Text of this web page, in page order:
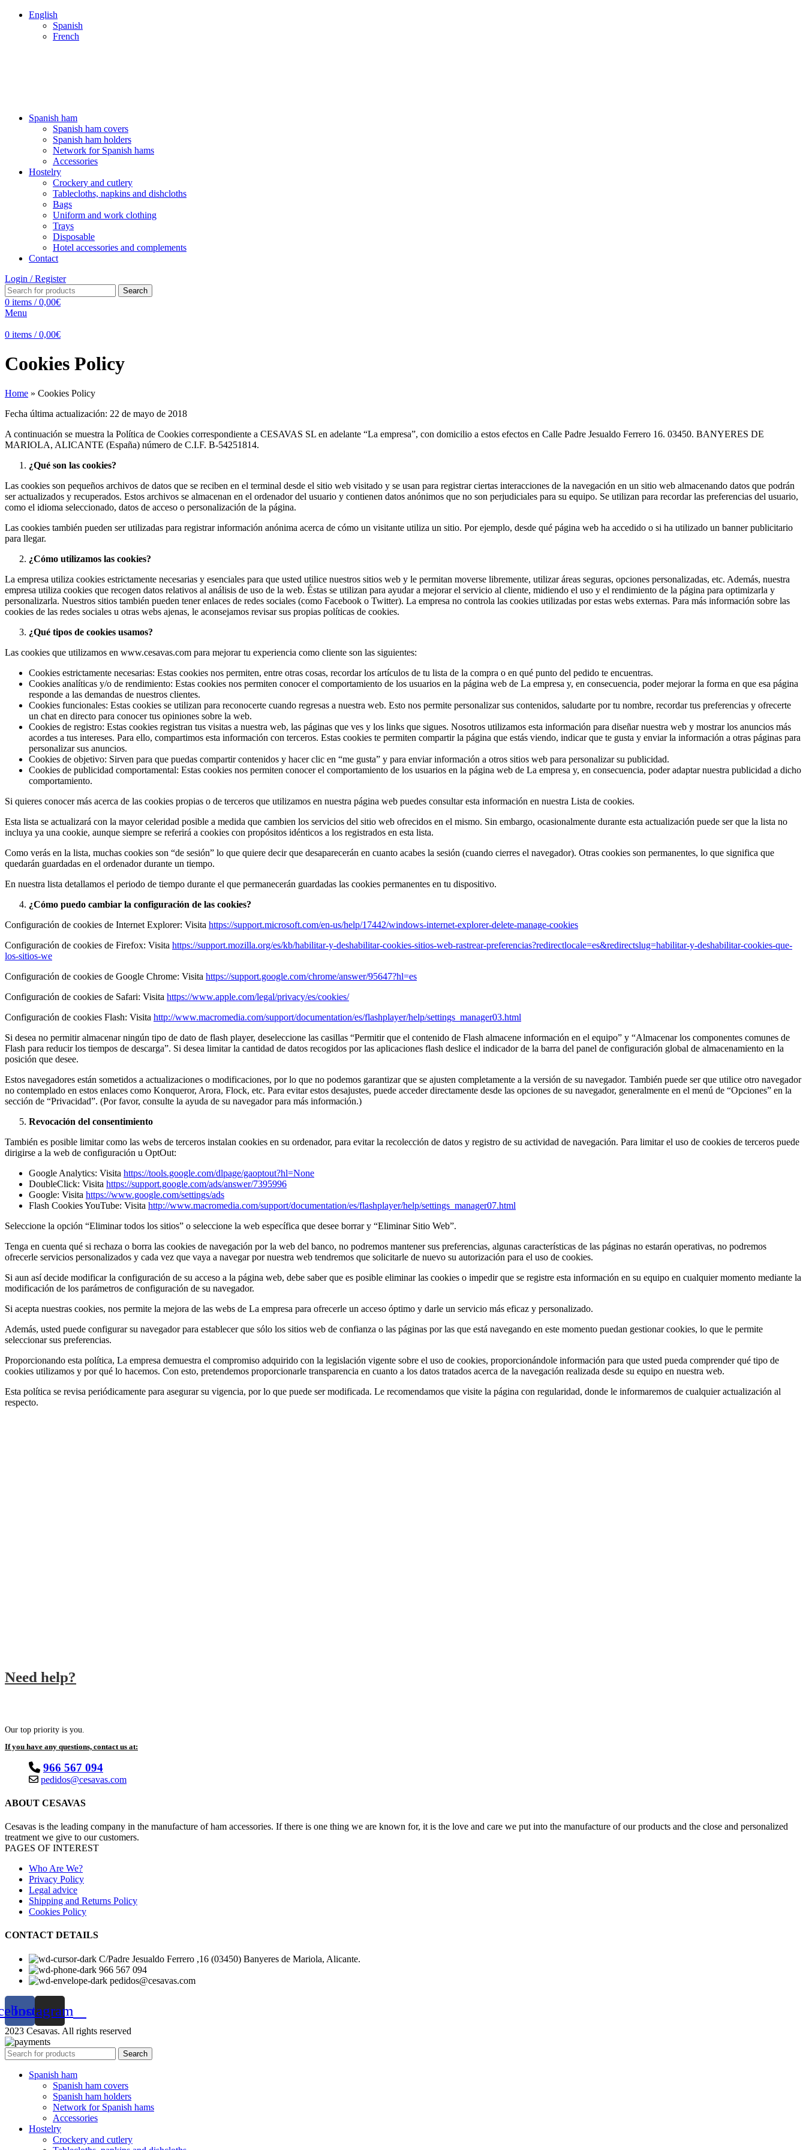
English
Spanish
French
Spanish ham
Spanish ham covers
Spanish ham holders
Network for Spanish hams
Accessories
Hostelry
Crockery and cutlery
Tablecloths, napkins and dishcloths
Bags
Uniform and work clothing
Trays
Disposable
Hotel accessories and complements
Contact
Login / Register
Search
0 items / 0,00€
Menu
0 items / 0,00€
Cookies Policy
Home » Cookies Policy
Fecha última actualización: 22 de mayo de 2018
A continuación se muestra la Política de Cookies correspondiente a CESAVAS SL en adelante “La empresa”, con domicilio a estos efectos en Calle Padre Jesualdo Ferrero 16. 03450. BANYERES DE
MARIOLA, ALICANTE (España) número de C.I.F. B-54251814.
¿Qué son las cookies?
Las cookies son pequeños archivos de datos que se reciben en el terminal desde el sitio web visitado y se usan para registrar ciertas interacciones de la navegación en un sitio web almacenando datos que podrán
ser actualizados y recuperados. Estos archivos se almacenan en el ordenador del usuario y contienen datos anónimos que no son perjudiciales para su equipo. Se utilizan para recordar las preferencias del usuario,
como el idioma seleccionado, datos de acceso o personalización de la página.
Las cookies también pueden ser utilizadas para registrar información anónima acerca de cómo un visitante utiliza un sitio. Por ejemplo, desde qué página web ha accedido o si ha utilizado un banner publicitario
para llegar.
¿Cómo utilizamos las cookies?
La empresa utiliza cookies estrictamente necesarias y esenciales para que usted utilice nuestros sitios web y le permitan moverse libremente, utilizar áreas seguras, opciones personalizadas, etc. Además, nuestra
empresa utiliza cookies que recogen datos relativos al análisis de uso de la web. Éstas se utilizan para ayudar a mejorar el servicio al cliente, midiendo el uso y el rendimiento de la página para optimizarla y
personalizarla. Nuestros sitios también pueden tener enlaces de redes sociales (como Facebook o Twitter). La empresa no controla las cookies utilizadas por estas webs externas. Para más información sobre las
cookies de las redes sociales u otras webs ajenas, le aconsejamos revisar sus propias políticas de cookies.
¿Qué tipos de cookies usamos?
Las cookies que utilizamos en www.cesavas.com para mejorar tu experiencia como cliente son las siguientes:
Cookies estrictamente necesarias: Estas cookies nos permiten, entre otras cosas, recordar los artículos de tu lista de la compra o en qué punto del pedido te encuentras.
Cookies analíticas y/o de rendimiento: Estas cookies nos permiten conocer el comportamiento de los usuarios en la página web de La empresa y, en consecuencia, poder mejorar la forma en que esa página
responde a las demandas de nuestros clientes.
Cookies funcionales: Estas cookies se utilizan para reconocerte cuando regresas a nuestra web. Esto nos permite personalizar sus contenidos, saludarte por tu nombre, recordar tus preferencias y ofrecerte
un chat en directo para conocer tus opiniones sobre la web.
Cookies de registro: Estas cookies registran tus visitas a nuestra web, las páginas que ves y los links que sigues. Nosotros utilizamos esta información para diseñar nuestra web y mostrar los anuncios más
acordes a tus intereses. Para ello, compartimos esta información con terceros. Estas cookies te permiten compartir la página que estás viendo, indicar que te gusta y enviar la información a otras páginas para
personalizar sus anuncios.
Cookies de objetivo: Sirven para que puedas compartir contenidos y hacer clic en “me gusta” y para enviar información a otros sitios web para personalizar su publicidad.
Cookies de publicidad comportamental: Estas cookies nos permiten conocer el comportamiento de los usuarios en la página web de La empresa y, en consecuencia, poder adaptar nuestra publicidad a dicho
comportamiento.
Si quieres conocer más acerca de las cookies propias o de terceros que utilizamos en nuestra página web puedes consultar esta información en nuestra Lista de cookies.
Esta lista se actualizará con la mayor celeridad posible a medida que cambien los servicios del sitio web ofrecidos en el mismo. Sin embargo, ocasionalmente durante esta actualización puede ser que la lista no
incluya ya una cookie, aunque siempre se referirá a cookies con propósitos idénticos a los registrados en esta lista.
Como verás en la lista, muchas cookies son “de sesión” lo que quiere decir que desaparecerán en cuanto acabes la sesión (cuando cierres el navegador). Otras cookies son permanentes, lo que significa que
quedarán guardadas en el ordenador durante un tiempo.
En nuestra lista detallamos el periodo de tiempo durante el que permanecerán guardadas las cookies permanentes en tu dispositivo.
¿Cómo puedo cambiar la configuración de las cookies?
Configuración de cookies de Internet Explorer: Visita https://support.microsoft.com/en-us/help/17442/windows-internet-explorer-delete-manage-cookies
Configuración de cookies de Firefox: Visita https://support.mozilla.org/es/kb/habilitar-y-deshabilitar-cookies-sitios-web-rastrear-preferencias?redirectlocale=es&redirectslug=habilitar-y-deshabilitar-cookies-que-
los-sitios-we
Configuración de cookies de Google Chrome: Visita https://support.google.com/chrome/answer/95647?hl=es
Configuración de cookies de Safari: Visita https://www.apple.com/legal/privacy/es/cookies/
Configuración de cookies Flash: Visita http://www.macromedia.com/support/documentation/es/flashplayer/help/settings_manager03.html
Si desea no permitir almacenar ningún tipo de dato de flash player, deseleccione las casillas “Permitir que el contenido de Flash almacene información en el equipo” y “Almacenar los componentes comunes de
Flash para reducir los tiempos de descarga”. Si desea limitar la cantidad de datos recogidos por las aplicaciones flash deslice el indicador de la barra del panel de configuración global de almacenamiento en la
posición que desee.
Estos navegadores están sometidos a actualizaciones o modificaciones, por lo que no podemos garantizar que se ajusten completamente a la versión de su navegador. También puede ser que utilice otro navegador
no contemplado en estos enlaces como Konqueror, Arora, Flock, etc. Para evitar estos desajustes, puede acceder directamente desde las opciones de su navegador, generalmente en el menú de “Opciones” en la
sección de “Privacidad”. (Por favor, consulte la ayuda de su navegador para más información.)
Revocación del consentimiento
También es posible limitar como las webs de terceros instalan cookies en su ordenador, para evitar la recolección de datos y registro de su actividad de navegación. Para limitar el uso de cookies de terceros puede
dirigirse a la web de configuración u OptOut:
Google Analytics: Visita https://tools.google.com/dlpage/gaoptout?hl=None
DoubleClick: Visita https://support.google.com/ads/answer/7395996
Google: Visita https://www.google.com/settings/ads
Flash Cookies YouTube: Visita http://www.macromedia.com/support/documentation/es/flashplayer/help/settings_manager07.html
Seleccione la opción “Eliminar todos los sitios” o seleccione la web específica que desee borrar y “Eliminar Sitio Web”.
Tenga en cuenta qué si rechaza o borra las cookies de navegación por la web del banco, no podremos mantener sus preferencias, algunas características de las páginas no estarán operativas, no podremos
ofrecerle servicios personalizados y cada vez que vaya a navegar por nuestra web tendremos que solicitarle de nuevo su autorización para el uso de cookies.
Si aun así decide modificar la configuración de su acceso a la página web, debe saber que es posible eliminar las cookies o impedir que se registre esta información en su equipo en cualquier momento mediante la
modificación de los parámetros de configuración de su navegador.
Si acepta nuestras cookies, nos permite la mejora de las webs de La empresa para ofrecerle un acceso óptimo y darle un servicio más eficaz y personalizado.
Además, usted puede configurar su navegador para establecer que sólo los sitios web de confianza o las páginas por las que está navegando en este momento puedan gestionar cookies, lo que le permite
seleccionar sus preferencias.
Proporcionando esta política, La empresa demuestra el compromiso adquirido con la legislación vigente sobre el uso de cookies, proporcionándole información para que usted pueda comprender qué tipo de
cookies utilizamos y por qué lo hacemos. Con esto, pretendemos proporcionarle transparencia en cuanto a los datos tratados acerca de la navegación realizada desde su equipo en nuestra web.
Esta política se revisa periódicamente para asegurar su vigencia, por lo que puede ser modificada. Le recomendamos que visite la página con regularidad, donde le informaremos de cualquier actualización al
respecto.
Need help?
Our top priority is you.
If you have any questions, contact us at:
966 567 094
pedidos@cesavas.com
ABOUT CESAVAS
Cesavas is the leading company in the manufacture of ham accessories. If there is one thing we are known for, it is the love and care we put into the manufacture of our products and the close and personalized
treatment we give to our customers.
PAGES OF INTEREST
Who Are We?
Privacy Policy
Legal advice
Shipping and Returns Policy
Cookies Policy
CONTACT DETAILS
C/Padre Jesualdo Ferrero ,16 (03450) Banyeres de Mariola, Alicante.
966 567 094
pedidos@cesavas.com
Instagram
2023 Cesavas. All rights reserved
Search
Spanish ham
Spanish ham covers
Spanish ham holders
Network for Spanish hams
Accessories
Hostelry
Crockery and cutlery